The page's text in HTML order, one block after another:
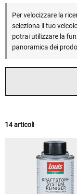
Per velocizzare la
seleziona il tuo
potrai utilizzare la
panoramica dei
14 articoli